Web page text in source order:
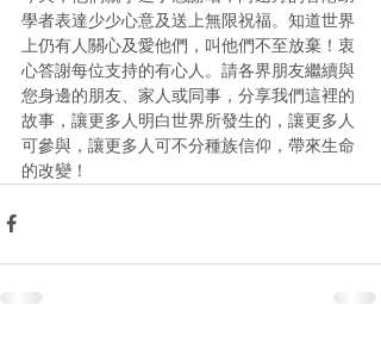
學者表達少少心意及送上無限祝福。知道世界
上仍有人關心及愛他們，叫他們不至放棄！衷
心答謝每位支持的有心人。請各界朋友繼續與
您身邊的朋友、家人或同事，分享我們這裡的
故事，讓更多人明白世界所發生的，讓更多人
可參與，讓更多人可不分種族信仰，帶來生命
的改變！